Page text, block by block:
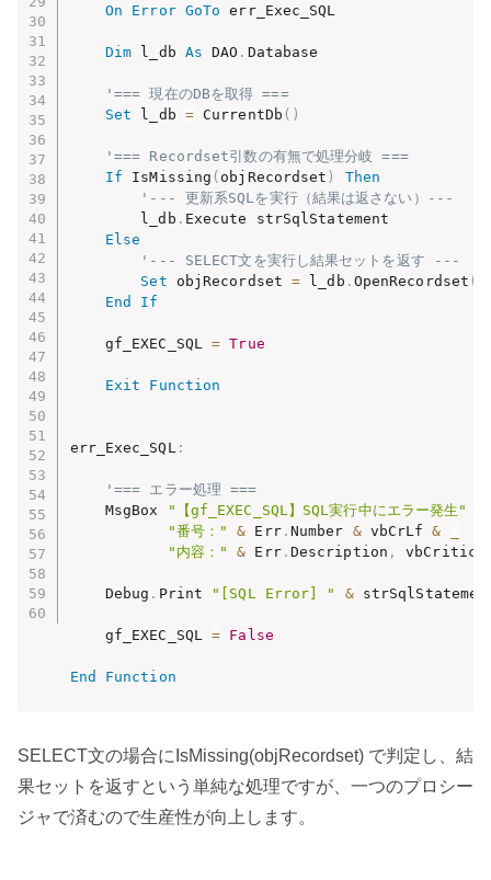
On Error GoTo err_Exec_SQL
Dim l_db As DAO . Database
'=== 現在のDBを取得 ===
Set l_db = CurrentDb ( )
'=== Recordset引数の有無で処理分岐 ===
If IsMissing ( objRecordset )
Then
'--- 更新系SQLを実行（結果は返さない）---
        l_db
. Execute strSqlStatement
Else
'--- SELECT文を実行し結果セットを返す ---
Set objRecordset = l_db . OpenRecordset (
End
If
    gf_EXEC_SQL
= True
Exit Function
err_Exec_SQL:
'=== エラー処理 ===
    MsgBox
"【gf_EXEC_SQL】SQL実行中にエラー発生"
"番号："
& Err. Number & vbCrLf &
"内容："
& Err. Description ,
    Debug
. Print "[SQL Error] " &
    gf_EXEC_SQL
= False
End Function
SELECT文の場合にIsMissing(objRecordset) で判定し、結
果セットを返すという単純な処理ですが、一つのプロシー
ジャで済むので生産性が向上します。